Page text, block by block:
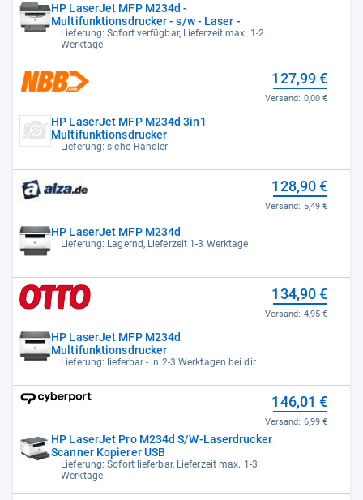
HP LaserJet MFP M234d -
Multifunktionsdrucker - s/w - Laser -
Lieferung: Sofort verfügbar, Lieferzeit max. 1-2
Werktage
HP LaserJet MFP M234d 3in1
Multifunktionsdrucker
Lieferung: siehe Händler
127,99 €
Versand: 0,00 €
HP LaserJet MFP M234d
Lieferung: Lagernd, Lieferzeit 1-3 Werktage
128,90 €
Versand: 5,49 €
HP LaserJet MFP M234d
Multifunktionsdrucker
Lieferung: lieferbar - in 2-3 Werktagen bei dir
134,90 €
Versand: 4,95 €
HP LaserJet Pro M234d S/W-Laserdrucker
Scanner Kopierer USB
Lieferung: Sofort lieferbar, Lieferzeit max. 1-3
Werktage
146,01 €
Versand: 6,99 €